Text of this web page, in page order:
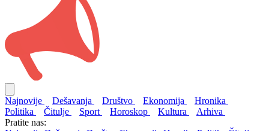
Najnovije Dešavanja Društvo Ekonomija
Hronika
Politika
Čitulje Sport Horoskop Kultura
Arhiva
Pratite nas: